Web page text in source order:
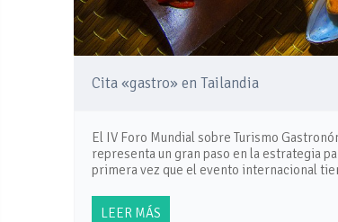
Cita «gastro» en Tailandia
El IV Foro Mundial sobre Turismo
representa un gran paso en la estrategia
primera vez que el evento internacional
LEER MÁS